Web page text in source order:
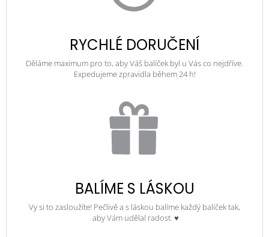
RYCHLÉ DORUČENÍ
Děláme maximum pro to, aby Váš balíček byl u Vás co nejdříve.
Expedujeme zpravidla během 24 h!
BALÍME S LÁSKOU
Vy si to zasloužíte! Pečlivě a s láskou balíme každý balíček tak,
aby Vám udělal radost. ♥